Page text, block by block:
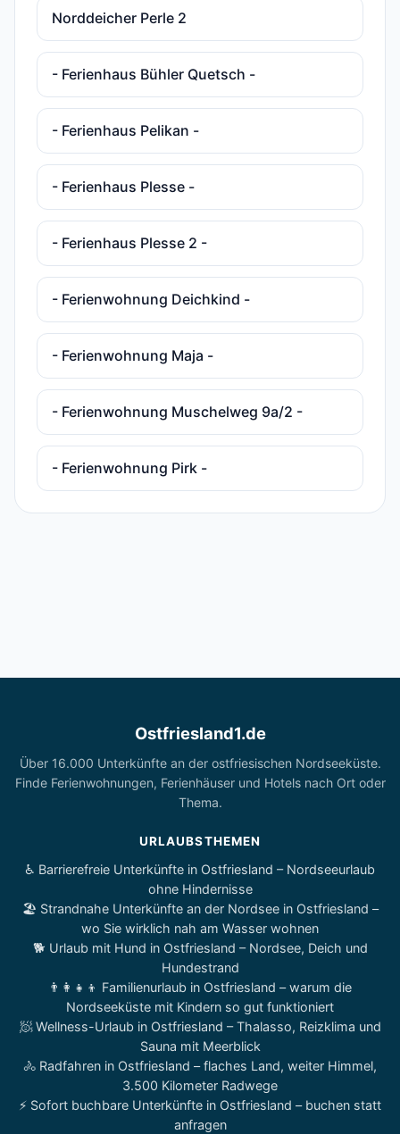
Norddeicher Perle 2
- Ferienhaus Bühler Quetsch -
- Ferienhaus Pelikan -
- Ferienhaus Plesse -
- Ferienhaus Plesse 2 -
- Ferienwohnung Deichkind -
- Ferienwohnung Maja -
- Ferienwohnung Muschelweg 9a/2 -
- Ferienwohnung Pirk -
Ostfriesland1.de
Über 16.000 Unterkünfte an der ostfriesischen Nordseeküste.
Finde Ferienwohnungen, Ferienhäuser und Hotels nach Ort oder
Thema.
URLAUBSTHEMEN
♿ Barrierefreie Unterkünfte in Ostfriesland – Nordseeurlaub
ohne Hindernisse
🏖️ Strandnahe Unterkünfte an der Nordsee in Ostfriesland –
wo Sie wirklich nah am Wasser wohnen
🐕 Urlaub mit Hund in Ostfriesland – Nordsee, Deich und
Hundestrand
👨‍👩‍👧‍👦 Familienurlaub in Ostfriesland – warum die
Nordseeküste mit Kindern so gut funktioniert
🧖 Wellness-Urlaub in Ostfriesland – Thalasso, Reizklima und
Sauna mit Meerblick
🚴 Radfahren in Ostfriesland – flaches Land, weiter Himmel,
3.500 Kilometer Radwege
⚡ Sofort buchbare Unterkünfte in Ostfriesland – buchen statt
anfragen